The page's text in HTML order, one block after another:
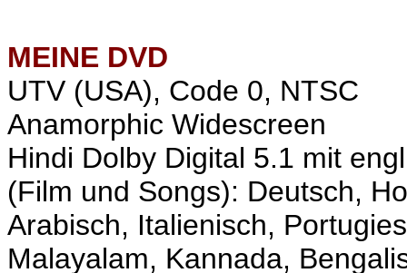
MEINE DVD
UTV (USA), Code 0, NTSC
Anamorphic Widescreen
Hindi Dolby Digital 5.1 mit
(Film und Songs): Deutsch,
Arabisch, Italienisch,
Malayalam, Kannada,